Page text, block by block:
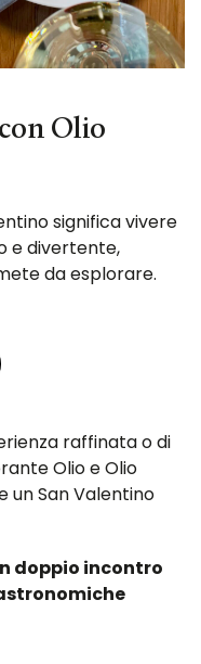
Olio
significa vivere
e divertente,
da esplorare.
raffinata o di
Olio e Olio
un San Valentino
doppio incontro